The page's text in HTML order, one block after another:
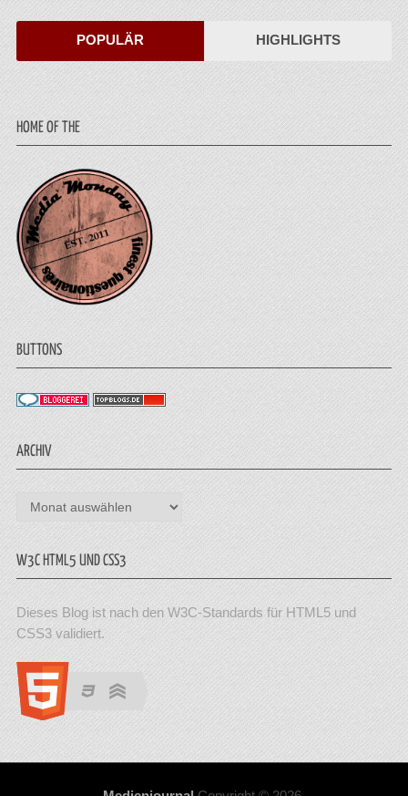
POPULÄR HIGHLIGHTS
HOME OF THE
BUTTONS
ARCHIV
Archiv
W3C HTML5 UND CSS3
Dieses Blog ist nach den W3C-Standards für HTML5 und
CSS3 validiert.